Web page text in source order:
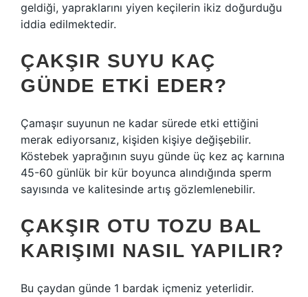
geldiği, yapraklarını yiyen keçilerin ikiz doğurduğu
iddia edilmektedir.
ÇAKŞIR SUYU KAÇ
GÜNDE ETKI EDER?
Çamaşır suyunun ne kadar sürede etki ettiğini
merak ediyorsanız, kişiden kişiye değişebilir.
Köstebek yaprağının suyu günde üç kez aç karnına
45-60 günlük bir kür boyunca alındığında sperm
sayısında ve kalitesinde artış gözlemlenebilir.
ÇAKŞIR OTU TOZU BAL
KARIŞIMI NASIL YAPILIR?
Bu çaydan günde 1 bardak içmeniz yeterlidir.